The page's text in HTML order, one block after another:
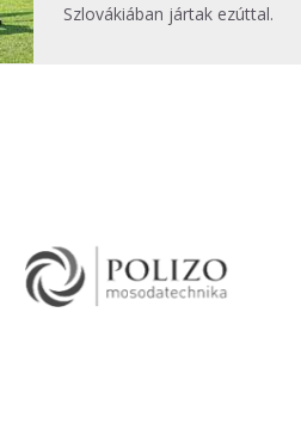
Szlovákiában jártak ezúttal.